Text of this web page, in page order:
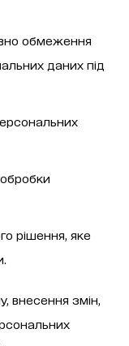
обмеження
даних під
рішення, яке
внесення змін,